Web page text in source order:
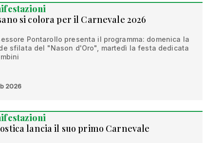
si colora per il Carnevale 2026
Pontarollo presenta il programma: domenica la
sfilata del "Nason d'Oro", martedì la festa dedicata
2026
lancia il suo primo Carnevale